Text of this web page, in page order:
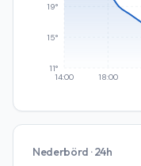
14:00 18:00
11°
15°
19°
Nederbörd · 24h